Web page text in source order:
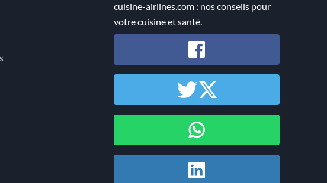
cuisine-airlines.com : nos conseils pour
votre cuisine et santé.